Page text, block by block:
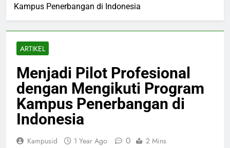
Kampus Penerbangan di Indonesia
ARTIKEL
Menjadi Pilot Profesional
dengan Mengikuti Program
Kampus Penerbangan di
Indonesia
Kampusid 1 Year Ago 0 2 Mins